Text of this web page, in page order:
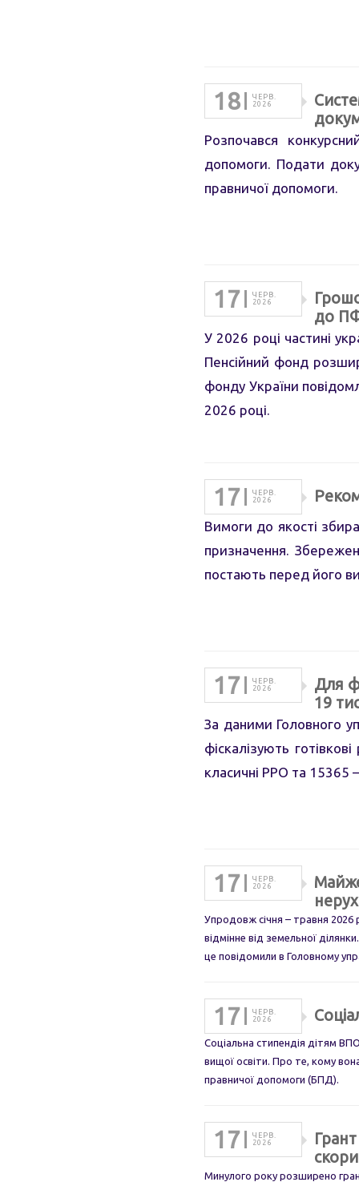
18
ЧЕРВ.
2026
Розпочався
допомоги. Подати
правничої допомоги.
17
ЧЕРВ.
2026
до
У 2026 році частині
Пенсійний фонд
фонду України
2026 році.
17
ЧЕРВ.
2026
Вимоги до якості
призначення.
постають перед його
17
ЧЕРВ.
2026
Для
19
За даними Головного
фіскалізують
класичні РРО та 15365
17
ЧЕРВ.
2026
Упродовж січня – травня 2026
відмінне від земельної
це повідомили в Головному
17
ЧЕРВ.
2026
Соціальна стипендія дітям
вищої освіти. Про те, кому
правничої допомоги (БПД).
17
ЧЕРВ.
2026
Минулого року розширено